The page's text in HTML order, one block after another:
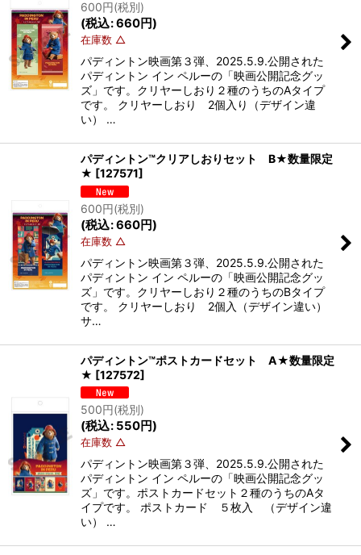
600円(税別)
(税込:660円)
在庫数 △
パディントン映画第３弾、2025.5.9.公開された
パディントン イン ペルーの「映画公開記念グッ
ズ」です。クリヤーしおり２種のうちのAタイプ
です。 クリヤーしおり 2個入り（デザイン違
い） …
パディントン™クリアしおりセット B★数量限定
★ [127571]
600円(税別)
(税込:660円)
在庫数 △
パディントン映画第３弾、2025.5.9.公開された
パディントン イン ペルーの「映画公開記念グッ
ズ」です。クリヤーしおり２種のうちのBタイプ
です。 クリヤーしおり 2個入（デザイン違い）
サ…
パディントン™ポストカードセット A★数量限定
★ [127572]
500円(税別)
(税込: 550円)
在庫数 △
パディントン映画第３弾、2025.5.9.公開された
パディントン イン ペルーの「映画公開記念グッ
ズ」です。ポストカードセット２種のうちのAタ
イプです。 ポストカード ５枚入 （デザイン違
い） …